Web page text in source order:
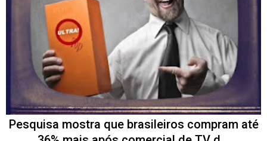
Pesquisa mostra que brasileiros compram até